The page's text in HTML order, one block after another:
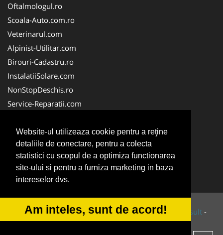
Website-ul utilizeaza cookie pentru a reţine
detaliile de conectare, pentru a colecta
statistici cu scopul de a optimiza functionarea
site-ului si pentru a furniza marketing in baza
intereselor dvs.
Am inteles, sunt de acord!
Oftalmologul.ro
Scoala-Auto.com.ro
Veterinarul.com
Alpinist-Utilitar.com
Birouri-Cadastru.ro
InstalatiiSolare.com
NonStopDeschis.ro
Service-Reparatii.com
CuratareHota.com
FirmeTractariAuto.ro
SistemeFotovoltaice.com
TractariAsistentaRutiera.com
© 2014-2026 Powered byVilonMedia&Tokaido Consult -
ANPC SOL